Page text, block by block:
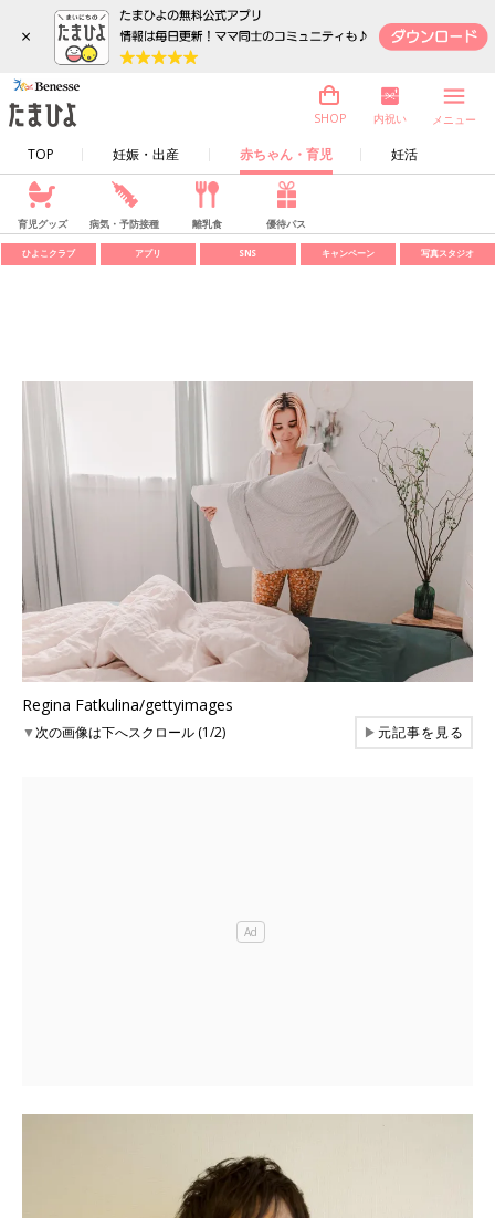
×
TOP 妊娠・出産 赤ちゃん・育児 妊活
SHOP 内祝い メニュー
育児グッズ 病気・予防接種 離乳食 優待パス
ひよこクラブ アプリ SNS キャンペーン 写真スタジオ
Regina Fatkulina/gettyimages
▼次の画像は下へスクロール (1/2) ▶元記事を見る